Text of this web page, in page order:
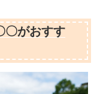
〇がおすす